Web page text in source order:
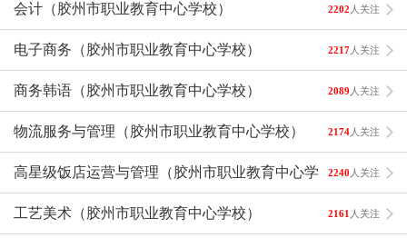
会计（胶州市职业教育中心学校） 2202 人关注
电子商务（胶州市职业教育中心学校） 2217 人关注
商务韩语（胶州市职业教育中心学校） 2089 人关注
物流服务与管理（胶州市职业教育中心学校） 2174 人关注
高星级饭店运营与管理（胶州市职业教育中心学校）
2240 人关注
工艺美术（胶州市职业教育中心学校） 2161 人关注